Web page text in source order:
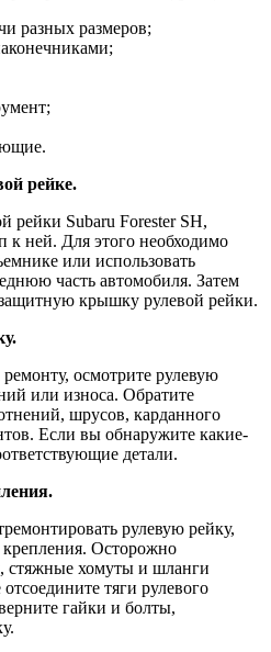
разных размеров;
рейке.
рейки Subaru Forester SH,
к ней. Для этого необходимо
или использовать
часть автомобиля. Затем
крышку рулевой рейки.
осмотрите рулевую
или износа. Обратите
шрусов, карданного
Если вы обнаружите какие-
детали.
рулевую рейку,
крепления. Осторожно
стяжные хомуты и шланги
тяги рулевого
гайки и болты,